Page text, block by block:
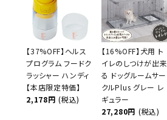
【37%OFF】ヘルス
プログラム フードク
ラッシャー ハンディ
【本店限定特価】
2,178円 (税込)
【16%OFF】犬用 ト
イレのしつけが出来
る ドッグルームサー
クルPlus グレー レ
ギュラー
27,280円 (税込)